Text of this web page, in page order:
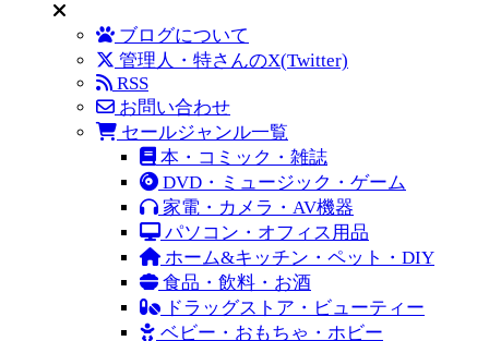
ブログについて
管理人・特さんのX(Twitter)
RSS
お問い合わせ
セールジャンル一覧
本・コミック・雑誌
DVD・ミュージック・ゲーム
家電・カメラ・AV機器
パソコン・オフィス用品
ホーム&キッチン・ペット・DIY
食品・飲料・お酒
ドラッグストア・ビューティー
ベビー・おもちゃ・ホビー